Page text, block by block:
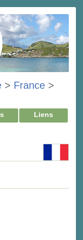
> France >
Liens